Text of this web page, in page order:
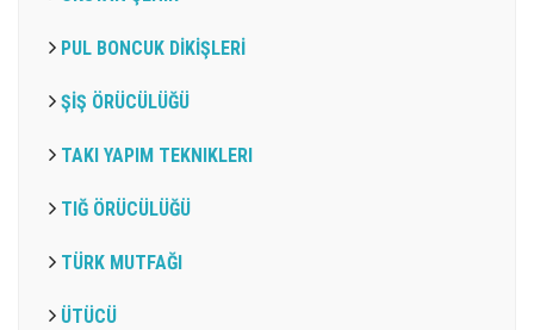
PUL BONCUK DİKİŞLERİ
ŞİŞ ÖRÜCÜLÜĞÜ
TAKI YAPIM TEKNIKLERI
TIĞ ÖRÜCÜLÜĞÜ
TÜRK MUTFAĞI
ÜTÜCÜ